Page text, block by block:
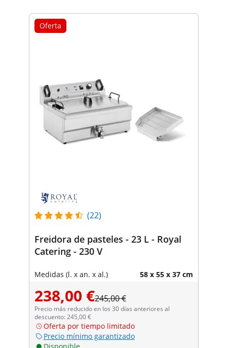
Oferta
(22)
Freidora de pasteles - 23 L - Royal
Catering - 230 V
Medidas (l. x an. x al.) 58 x 55 x 37 cm
238,00 €245,00 €
Precio más reducido en los 30 días anteriores al
descuento: 245,00 €
Oferta por tiempo limitado
Precio mínimo garantizado
Disponible